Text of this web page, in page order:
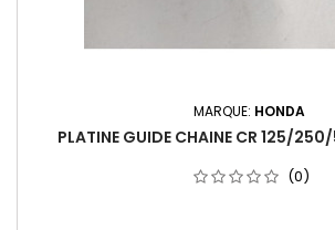
MARQUE: HONDA
PLATINE GUIDE CHAINE CR 125/
(0)